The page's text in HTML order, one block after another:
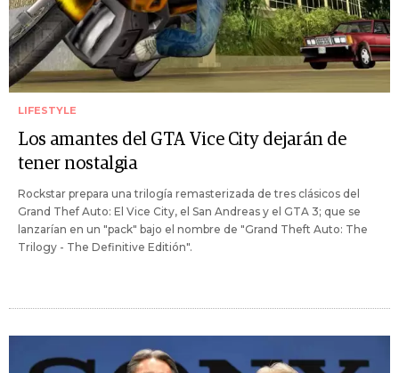
LIFESTYLE
Los amantes del GTA Vice City dejarán de
tener nostalgia
Rockstar prepara una trilogía remasterizada de tres clásicos del
Grand Thef Auto: El Vice City, el San Andreas y el GTA 3; que se
lanzarían en un "pack" bajo el nombre de "Grand Theft Auto: The
Trilogy - The Definitive Editión".